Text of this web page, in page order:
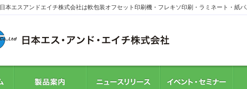
日本エスアンドエイチ株式会社は軟包装オフセット印刷機・フレキソ印刷・ラミネート・紙